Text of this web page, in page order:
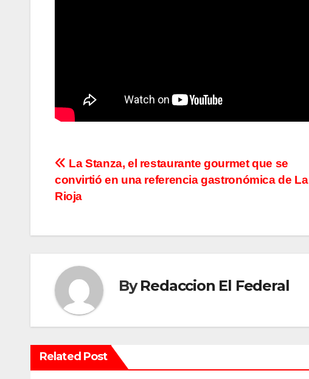
N
a
e
g
a
c
i
ó
La Stanza, el restaurante gourmet que se
convirtió en una referencia gastronómica de La
Rioja
ByRedaccion El Federal
Related Post